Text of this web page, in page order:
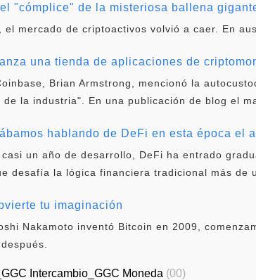
"cómplice" de la misteriosa ballena
el mercado de criptoactivos volvió a caer. En
una tienda de aplicaciones de
Brian Armstrong, mencionó la
la industria". En una publicación de blog el
hablando de DeFi en esta época el
casi un año de desarrollo, DeFi ha entrado
desafía la lógica financiera tradicional más de
tu imaginación
Nakamoto inventó Bitcoin en 2009,
Intercambio_GGC Moneda (00)